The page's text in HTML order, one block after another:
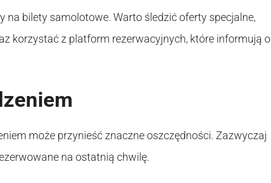
na bilety samolotowe. Warto śledzić oferty specjalne,
korzystać z platform rezerwacyjnych, które informują o
może przynieść znaczne oszczędności. Zazwyczaj
na ostatnią chwilę.